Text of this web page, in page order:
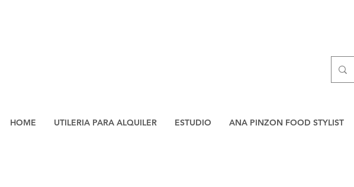
HOME UTILERIA PARA ALQUILER ESTUDIO ANA PINZON FOOD STYLIST